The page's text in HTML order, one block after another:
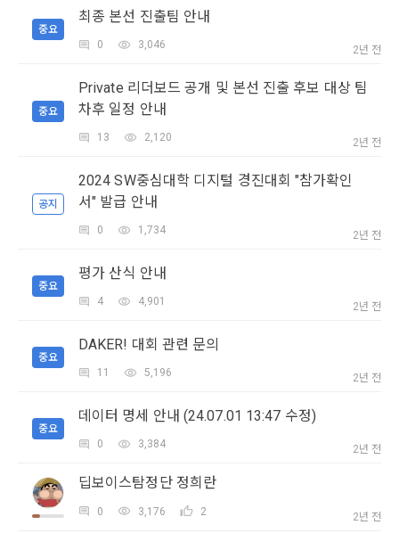
로그인 하시려면 아래 이메일로 인증이 필요합니다. 이메일을 다
시 보내시겠습니까?
을 위한 필수 절차입니다. 아래 이메일을 인증하여 회원가입 절
차를 완료하여 주시기 바랍니다.
회원”이 AI 코드를 제출하고, “회사”는 이를 평가하여 우수작을
선정하는 제반 행위를 말한다.
을 크라우드소싱하기 위하여 “회사"에 의뢰하는 경연대회 또는
해커톤, AI해커톤, AI경진대회 등을 말한다.
8. “교육”이라 함은 “회사”가  제공하는 교육컨텐츠를 포함한 온
9. "아이디"라 함은 회원의 식별과 회원의 서비스 이용을 위하여
"회원"이 가입 시 사용한 이메일 주소를 말한다.
10. "비밀번호"라 함은 "회사"의 서비스를 이용하려는 사람이 아
이디를 부여받은 자와 동일인임을 확인하고 "회원"의 권익을 보
호하기 위하여 "회원"이 선정한 문자와 숫자의 조합 또는 이와
동일한 용도로 쓰이는 “사이트”에서 자동 생성된 인증코드를 말
한다.
제 3 조 (효력의 발생 및 변경)
본 약관은 온라인을 통하여 “회원”에게 공시함으로써 효력을 발
1. "회사"는 이 약관의 내용과 상호, 영업소 소재지, 대표자의 성
명, 사업자등록번호, 연락처 등을 "회원"이 알 수 있도록 초기 화
2. "회사"는 약관의규제등에관한법률, 전기통신기본법, 전기통
신사업법, 정보통신망이용촉진등에관한법률, 전자상거래 등에
2. 개인정보의 수집 및 이용목적
를 수집하고 있으며, 다음 목적 이외의 용도로는 수집한 개인정
보를 이용하지 않습니다.
회원제 서비스 이용에 따른 본인확인, 본인의 의사확인, 고객문
의에 대한 응답, 새로운 정보의 소개 및 고지사항 전달
2) 서비스 제공에 관한 계약 이행 및 서비스 제공에 따른 요금정
산
본인인증, 채용정보 매칭 및 컨텐츠 제공을 위한 개인식별, 회원
방지와 비인가 사용방지
맞춤 서비스 제공, 서비스 안내 및 이용권유, 서비스 개선 및 신
규 서비스 개발을 위한 통계 및 접속빈도 파악, 통계학적 특성에
4) 고용 및 취업동향 파악을 위한 통계학적 분석, 서비스 고도화
동의(선택)’에서 동의하실 수 있습니다.
중요
최종 본선 진출팀 안내
0 3,046 2년 전
중요
Private 리더보드 공개 및 본선 진출 후보 대상 팀
차후 일정 안내
13 2,120 2년 전
공지
2024 SW중심대학 디지털 경진대회 "참가확인
서" 발급 안내
0 1,734 2년 전
중요
평가 산식 안내
4 4,901 2년 전
중요
DAKER! 대회 관련 문의
11 5,196 2년 전
중요
데이터 명세 안내 (24.07.01 13:47 수정)
0 3,384 2년 전
딥보이스탐정단 정희란
0 3,176 2 2년 전